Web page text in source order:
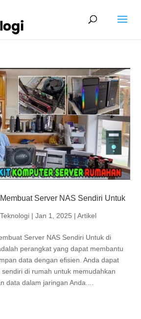
Server NAS Sendiri Untuk
|Jan 1, 2025 |Artikel
Server NAS Sendiri Untuk di
perangkat yang dapat membantu
data dengan efisien. Anda dapat
di rumah untuk memudahkan
data dalam jaringan Anda....